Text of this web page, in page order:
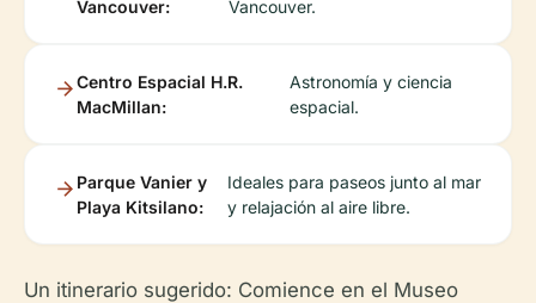
Vancouver:
Vancouver.
Centro Espacial H.R.
MacMillan:
Astronomía y ciencia
espacial.
Parque Vanier y
Playa Kitsilano:
Ideales para paseos junto al mar
y relajación al aire libre.
Un itinerario sugerido: Comience en el Museo